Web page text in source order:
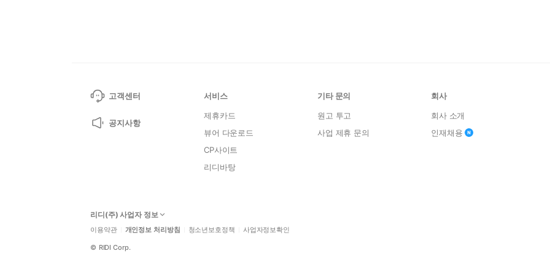
고객센터
공지사항
서비스
제휴카드
뷰어 다운로드
CP사이트
리디바탕
기타 문의
원고 투고
사업 제휴 문의
회사
회사 소개
인재채용
리디(주) 사업자 정보
이용약관 개인정보 처리방침 청소년보호정책 사업자정보확인
© RIDI Corp.